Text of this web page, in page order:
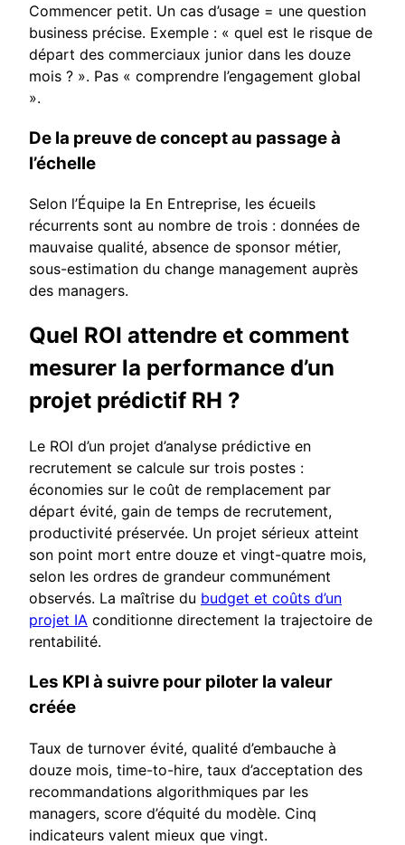
Commencer petit. Un cas d’usage = une question
business précise. Exemple : « quel est le risque de
départ des commerciaux junior dans les douze
mois ? ». Pas « comprendre l’engagement global
».
De la preuve de concept au passage à
l’échelle
Selon l’Équipe Ia En Entreprise, les écueils
récurrents sont au nombre de trois : données de
mauvaise qualité, absence de sponsor métier,
sous-estimation du change management auprès
des managers.
Quel ROI attendre et comment
mesurer la performance d’un
projet prédictif RH ?
Le ROI d’un projet d’analyse prédictive en
recrutement se calcule sur trois postes :
économies sur le coût de remplacement par
départ évité, gain de temps de recrutement,
productivité préservée. Un projet sérieux atteint
son point mort entre douze et vingt-quatre mois,
selon les ordres de grandeur communément
observés. La maîtrise du budget et coûts d’un
projet IA conditionne directement la trajectoire de
rentabilité.
Les KPI à suivre pour piloter la valeur
créée
Taux de turnover évité, qualité d’embauche à
douze mois, time-to-hire, taux d’acceptation des
recommandations algorithmiques par les
managers, score d’équité du modèle. Cinq
indicateurs valent mieux que vingt.